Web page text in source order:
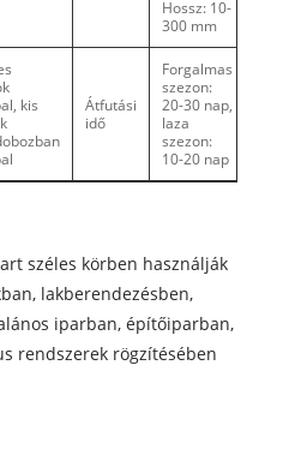
Hossz: 10-
300 mm
kis
Átfutási
idő
Forgalmas
szezon:
20-30 nap,
laza
szezon:
10-20 nap
széles körben használják
lakberendezésben,
iparban, építőiparban,
rendszerek rögzítésében